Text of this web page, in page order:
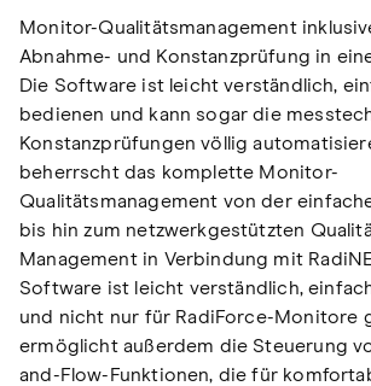
Monitor-Qualitätsmanagement
Abnahme- und Konstanzprüfung in
Die Software ist leicht verständlich,
bedienen und kann sogar die
Konstanzprüfungen völlig
beherrscht das komplette Monitor-
Qualitätsmanagement von der
bis hin zum netzwerkgestützten
Management in Verbindung mit
Software ist leicht verständlich,
und nicht nur für RadiForce-Monitore
ermöglicht außerdem die Steuerung
and-Flow-Funktionen, die für